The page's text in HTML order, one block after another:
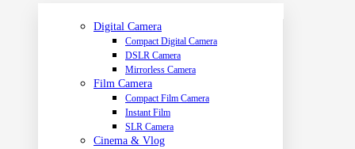
Digital Camera
Compact Digital Camera
DSLR Camera
Mirrorless Camera
Film Camera
Compact Film Camera
Instant Film
SLR Camera
Cinema & Vlog